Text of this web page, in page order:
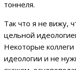
тоннеля.
Так что я не вижу,
цельной
Некоторые
идеологии и не